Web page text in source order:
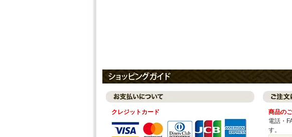
クレジットカード
商品の
電話・
す。